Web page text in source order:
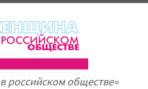
обществе»